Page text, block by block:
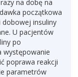
na dobę na
początkowa
dobowej insuliny
U pacjentów
po
występowanie
poprawa reakcji
parametrów